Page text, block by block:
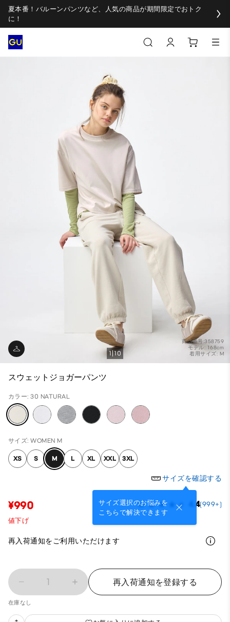
夏本番！バルーンパンツなど、人気の商品が期間限定でおトク
に！
商品番号:358759
モデル: 168cm
着用サイズ: M
1 10
スウェットジョガーパンツ
カラー: 30 NATURAL
サイズ: WOMEN M
XS S M L XL XXL 3XL
サイズを確認する
サイズ選択のお悩みを
こちらで解決できます
¥990 4.4(999+)
値下げ
再入荷通知をご利用いただけます
1 再入荷通知を登録する
在庫なし